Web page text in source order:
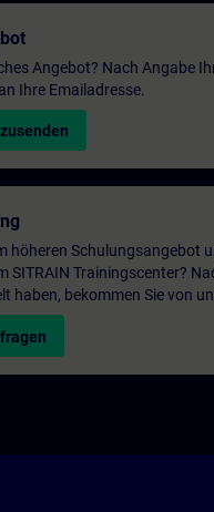
Angebot? Nach Angabe
Ihre Emailadresse.
höheren Schulungsangebot
SITRAIN Trainingscenter?
haben, bekommen Sie von